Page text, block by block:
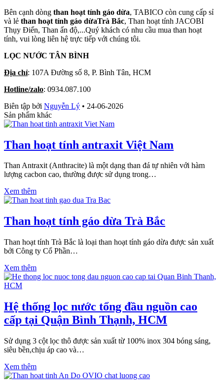
Bên cạnh dòng than hoạt tính gáo dừa, TABICO còn cung cấp sỉ
và lẻ than hoạt tính gáo dừaTrà Bắc, Than hoạt tính JACOBI
Thụy Điển, Than ấn độ,...Quý khách có nhu cầu mua than hoạt
tính, vui lòng liên hệ trực tiếp với chúng tôi.
LỌC NƯỚC TÂN BÌNH
Địa chỉ: 107A Đường số 8, P. Bình Tân, HCM
Hotline/zalo: 0934.087.100
Biên tập bởi Nguyễn Lý • 24-06-2026
Sản phẩm khác
Than hoạt tính antraxit Việt Nam
Than Antraxit (Anthracite) là một dạng than đá tự nhiên với hàm
lượng cacbon cao, thường được sử dụng trong…
Xem thêm
Than hoạt tính gáo dừa Trà Bắc
Than hoạt tính Trà Bắc là loại than hoạt tính gáo dừa được sản xuất
bởi Công ty Cổ Phần…
Xem thêm
Hệ thống lọc nước tổng đầu nguồn cao
cấp tại Quận Bình Thạnh, HCM
Sử dụng 3 cột lọc thô được sản xuất từ 100% inox 304 bóng sáng,
siêu bền,chịu áp cao và…
Xem thêm